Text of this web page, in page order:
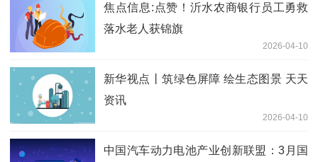
焦点信息:点赞！沂水农商银行员工勇救
落水老人获锦旗
2026-04-10
新华视点丨筑绿色屏障 绘生态图景 天天
资讯
2026-04-10
中国汽车动力电池产业创新联盟：3月国